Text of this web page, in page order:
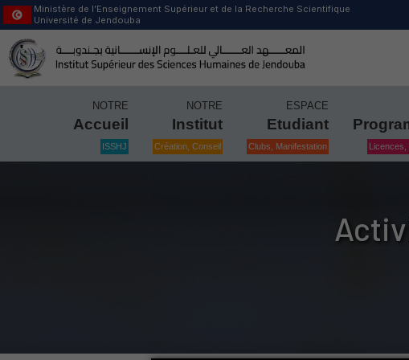
Ministère de l’Enseignement Supérieur et de la Recherche Scientifique
Université de Jendouba
NOTRE
Accueil
ISSHJ
NOTRE
Institut
Création, Conseil
ESPACE
Etudiant
Clubs, Manifestation Licences,